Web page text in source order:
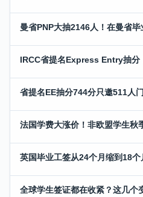
曼省PNP大抽2146人！在曼省
IRCC省提名Express Entry抽分
省提名EE抽分744分只邀511人
法国学费大涨价！非欧盟学生秋
英国毕业工签从24个月缩到18
全球学生签证都在收紧？这几个